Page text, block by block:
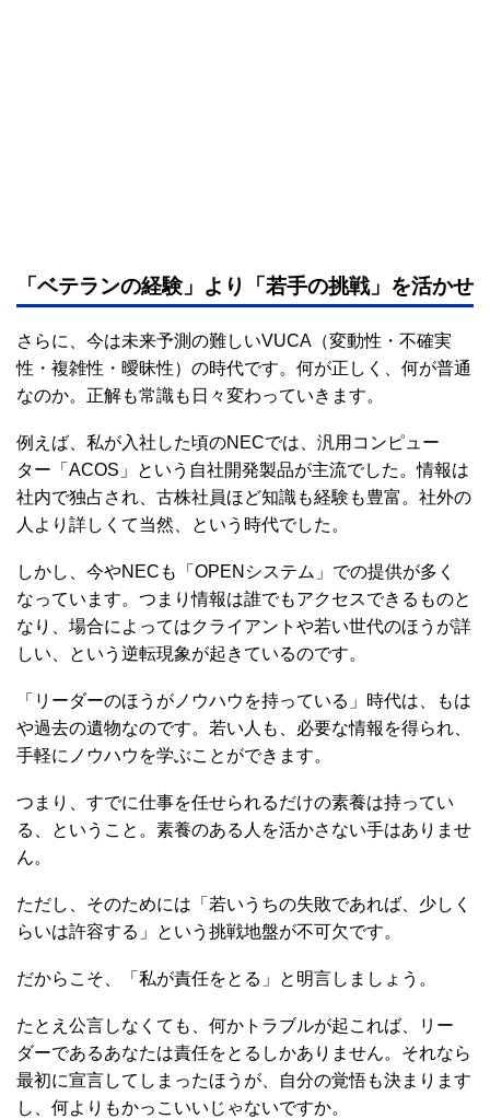
「ベテランの経験」より「若手の挑戦」を活かせ
さらに、今は未来予測の難しいVUCA（変動性・不確実
性・複雑性・曖昧性）の時代です。何が正しく、何が普通
なのか。正解も常識も日々変わっていきます。
例えば、私が入社した頃のNECでは、汎用コンピュー
ター「ACOS」という自社開発製品が主流でした。情報は
社内で独占され、古株社員ほど知識も経験も豊富。社外の
人より詳しくて当然、という時代でした。
しかし、今やNECも「OPENシステム」での提供が多く
なっています。つまり情報は誰でもアクセスできるものと
なり、場合によってはクライアントや若い世代のほうが詳
しい、という逆転現象が起きているのです。
「リーダーのほうがノウハウを持っている」時代は、もは
や過去の遺物なのです。若い人も、必要な情報を得られ、
手軽にノウハウを学ぶことができます。
つまり、すでに仕事を任せられるだけの素養は持ってい
る、ということ。素養のある人を活かさない手はありませ
ん。
ただし、そのためには「若いうちの失敗であれば、少しく
らいは許容する」という挑戦地盤が不可欠です。
だからこそ、「私が責任をとる」と明言しましょう。
たとえ公言しなくても、何かトラブルが起これば、リー
ダーであるあなたは責任をとるしかありません。それなら
最初に宣言してしまったほうが、自分の覚悟も決まります
し、何よりもかっこいいじゃないですか。